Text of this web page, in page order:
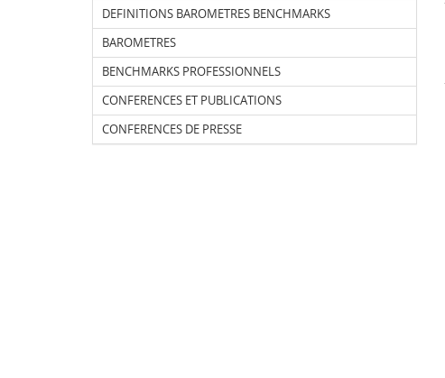
DEFINITIONS BAROMETRES BENCHMARKS
BAROMETRES
BENCHMARKS PROFESSIONNELS
CONFERENCES ET PUBLICATIONS
CONFERENCES DE PRESSE